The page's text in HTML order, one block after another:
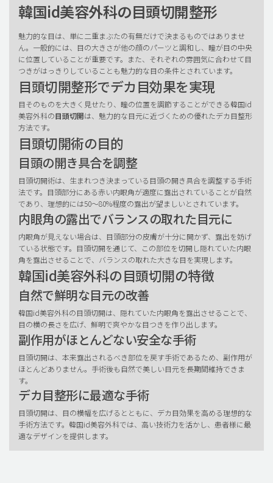
韓国id美容外科の目頭切開整形
魅力的な目は、単に二重まぶたの有無だけで決まるものではありませ
ん。一般的には、目の大きさが他の顔のパーツと調和し、瞳が目の中央
に位置していることが重要です。また、それぞれの雰囲気に合わせて目
つきがはっきりしていることも魅力的な目の条件とされています。
目頭切開整形でデカ目効果を実現
目そのものを大きく見せたり、瞳の位置を調節することができる韓国id
美容外科の目頭切開は、魅力的な目元に近づくための優れたデカ目整形
方法です。
目頭切開術の目的
目頭の開き具合を調整
目頭切開術は、生まれつき決まっている目頭の開き具合を調整する手術
法です。目頭部分にある赤い内眼角が適度に露出されていることが自然
であり、理想的には50〜80%程度の露出が望ましいとされています。
内眼角の露出でバランスの取れた目元に
内眼角が見えない場合は、目頭部分の皮膚が十分に開かず、露出を妨げ
ている状態です。目頭切開を通じて、この部位を切開し隠れていた内眼
角を露出させることで、バランスの取れた大きな目を実現します。
韓国id美容外科の目頭切開の特徴
自然で鮮明な目元の改善
韓国id美容外科の目頭切開は、隠れていた内眼角を露出させることで、
目の横の長さを広げ、鮮明で爽やかな目つきを作り出します。
副作用がほとんどない安全な手術
目頭切開は、本来露出されるべき部位を戻す手術であるため、副作用が
ほとんどありません。手術後も自然で美しい目元を長期間維持できま
す。
デカ目整形に最適な手術
目頭切開は、目の横幅を広げるとともに、デカ目効果を高める理想的な
手術方法です。韓国id美容外科では、高い技術力を活かし、患者様に最
適なデザインを提供します。